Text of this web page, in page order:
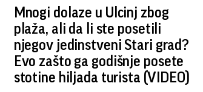
Mnogi dolaze u Ulcinj zbog
plaža, ali da li ste posetili
njegov jedinstveni Stari grad?
Evo zašto ga godišnje posete
stotine hiljada turista (VIDEO)